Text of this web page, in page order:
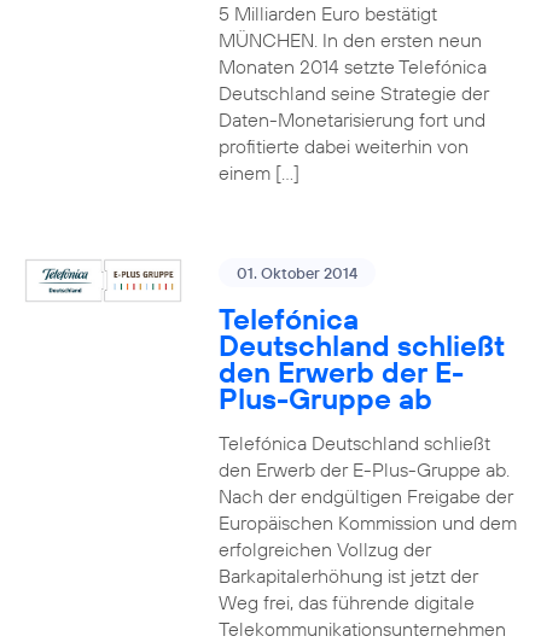
5 Milliarden Euro bestätigt
MÜNCHEN. In den ersten neun
Monaten 2014 setzte Telefónica
Deutschland seine Strategie der
Daten-Monetarisierung fort und
profitierte dabei weiterhin von
einem […]
01. Oktober 2014
Telefónica
Deutschland schließt
den Erwerb der E-
Plus-Gruppe ab
Telefónica Deutschland schließt
den Erwerb der E-Plus-Gruppe ab.
Nach der endgültigen Freigabe der
Europäischen Kommission und dem
erfolgreichen Vollzug der
Barkapitalerhöhung ist jetzt der
Weg frei, das führende digitale
Telekommunikationsunternehmen